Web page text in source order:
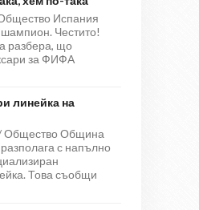
Испания
шампион. Честито!
разбера, що
за ФИФА
линейка на
Общество Община
с напълно
Това съобщи